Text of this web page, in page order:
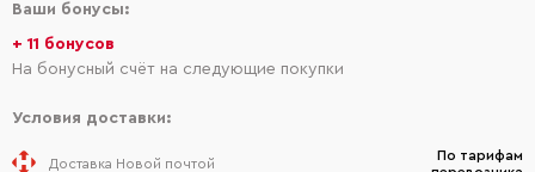
Ваши бонусы:
+ 11 бонусов
На бонусный счёт на следующие покупки
Условия доставки:
Доставка Новой почтой
По тарифам